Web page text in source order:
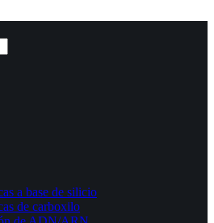
a base de silicio
de carboxilo